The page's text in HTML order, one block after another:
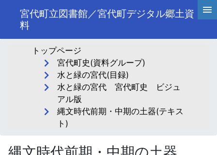
宮代町立図書館／宮代町デジタル郷土資
料
トップページ
宮代町史(資料グループ)
水と緑の宮代(目録)
水と緑の宮代 宮代町史 ビジュ
アル版
縄文時代前期・中期の土器(テキス
ト)